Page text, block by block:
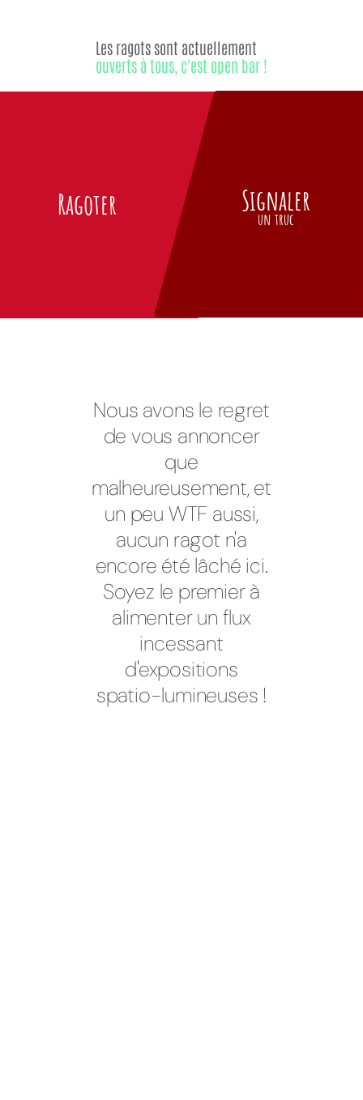
Ragoter
Les ragots sont actuellement
ouverts à tous, c'est open bar !
Signaler
un truc
Nous avons le regret
de vous annoncer
que
malheureusement, et
un peu WTF aussi,
aucun ragot n'a
encore été lâché ici.
Soyez le premier à
alimenter un flux
incessant
d'expositions
spatio-lumineuses !